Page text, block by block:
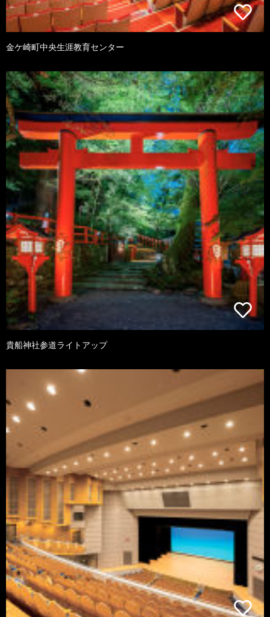
金ケ崎町中央生涯教育センター
貴船神社参道ライトアップ